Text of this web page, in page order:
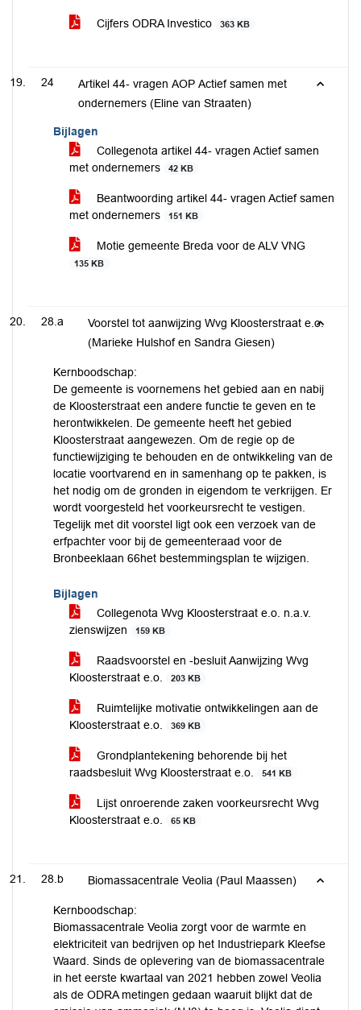
Cijfers ODRA Investico 363 KB
24
Artikel 44- vragen AOP Actief samen met
ondernemers (Eline van Straaten)
Bijlagen
Collegenota artikel 44- vragen Actief samen
met ondernemers
42 KB
Beantwoording artikel 44- vragen Actief samen
met ondernemers
151 KB
Motie gemeente Breda voor de ALV VNG
135 KB
28.a
Voorstel tot aanwijzing Wvg Kloosterstraat e.o.
(Marieke Hulshof en Sandra Giesen)
Kernboodschap:
De gemeente is voornemens het gebied aan en nabij
de Kloosterstraat een andere functie te geven en te
herontwikkelen. De gemeente heeft het gebied
Kloosterstraat aangewezen. Om de regie op de
functiewijziging te behouden en de ontwikkeling van de
locatie voortvarend en in samenhang op te pakken, is
het nodig om de gronden in eigendom te verkrijgen. Er
wordt voorgesteld het voorkeursrecht te vestigen.
Tegelijk met dit voorstel ligt ook een verzoek van de
erfpachter voor bij de gemeenteraad voor de
Bronbeeklaan 66het bestemmingsplan te wijzigen.
Bijlagen
Collegenota Wvg Kloosterstraat e.o. n.a.v.
zienswijzen
159 KB
Raadsvoorstel en -besluit Aanwijzing Wvg
Kloosterstraat e.o.
203 KB
Ruimtelijke motivatie ontwikkelingen aan de
Kloosterstraat e.o.
369 KB
Grondplantekening behorende bij het
raadsbesluit Wvg Kloosterstraat e.o.
541 KB
Lijst onroerende zaken voorkeursrecht Wvg
Kloosterstraat e.o.
65 KB
28.b Biomassacentrale Veolia (Paul Maassen)
Kernboodschap:
Biomassacentrale Veolia zorgt voor de warmte en
elektriciteit van bedrijven op het Industriepark Kleefse
Waard. Sinds de oplevering van de biomassacentrale
in het eerste kwartaal van 2021 hebben zowel Veolia
als de ODRA metingen gedaan waaruit blijkt dat de